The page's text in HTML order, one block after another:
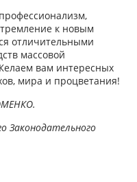
к новым
отличительными
массовой
вам интересных
мира и процветания!
Законодательного